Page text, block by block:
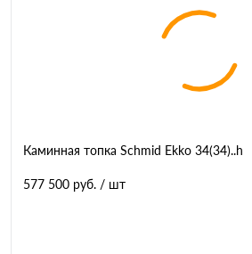
Каминная топка Schmid Ekko 34(34)..h
577 500 руб. / шт